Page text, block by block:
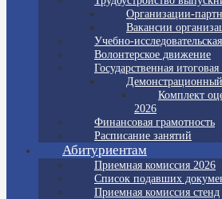
Организации-
Вакансии
Учебно-
Волонтерское движение
Государственная итоговая
Комплект
2026
Финансовая грамотность
Расписание занятий
Абитуриентам
Приемная комиссия 2026
Список подавших
Приемная комиссия стенд